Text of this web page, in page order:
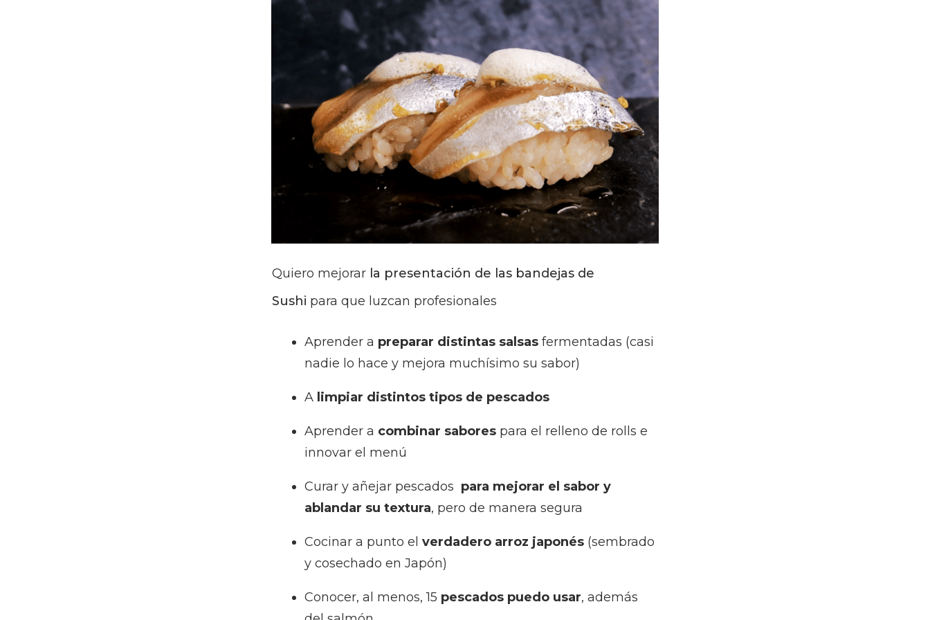
Quiero mejorar la presentación de las bandejas de
Sushi para que luzcan profesionales
Aprender a preparar distintas salsas fermentadas (casi
nadie lo hace y mejora muchísimo su sabor)
A limpiar distintos tipos de pescados
Aprender a combinar sabores para el relleno de rolls e
innovar el menú
Curar y añejar pescados para mejorar el sabor y
ablandar su textura, pero de manera segura
Cocinar a punto el verdadero arroz japonés (sembrado
y cosechado en Japón)
Conocer, al menos, 15 pescados puedo usar, además